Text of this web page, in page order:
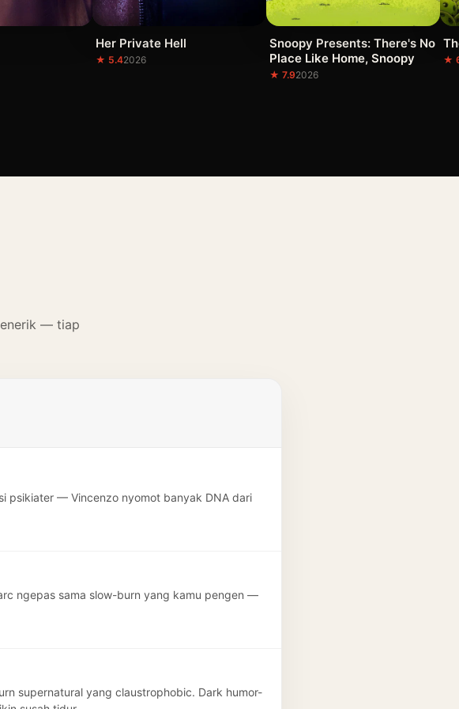
Her Private Hell
★ 5.42026
Snoopy Presents: There's No
Place Like Home, Snoopy
★ 7.92026
★
— tiap
psikiater — Vincenzo nyomot banyak DNA dari
ngepas sama slow-burn yang kamu pengen —
supernatural yang claustrophobic. Dark humor-